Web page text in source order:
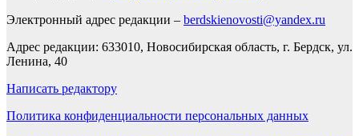
Электронный адрес редакции – berdskienovosti@yandex.ru
Адрес редакции: 633010, Новосибирская область, г. Бердск, ул.
Ленина, 40
Написать редактору
Политика конфиденциальности персональных данных